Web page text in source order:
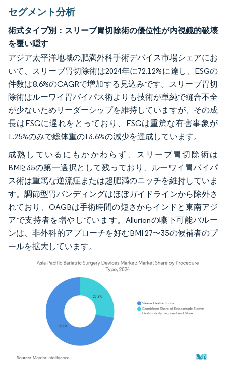
セグメント分析
術式タイプ別：スリーブ胃切除術の優位性が内視鏡的破壊
を覆い隠す
アジア太平洋地域の肥満外科手術デバイス市場シェアにお
いて、スリーブ胃切除術は2024年に72.12%に達し、ESGの
件数は8.6%のCAGRで増加する見込みです。スリーブ胃切
除術はルーワイ胃バイパス術よりも技術が単純で縫合不全
が少ないためリーダーシップを維持していますが、その成
長はESGに遅れをとっており、ESGは重篤な有害事象が
1.25%のみで総体重の13.6%の減少を達成しています。
成熟しているにもかかわらず、スリーブ胃切除術は
BMI≧35の第一選択として残っており、ルーワイ胃バイパ
ス術は重篤な逆流症または超肥満のニッチを維持していま
す。調節型胃バンディングはほぼガイドラインから除外さ
れており、OAGBは手術時間の短さからインドと東南アジ
アで支持者を増やしています。Allurionの嚥下可能バルー
ンは、非外科的アプローチを好むBMI 27〜35の候補者のプ
ールを拡大しています。